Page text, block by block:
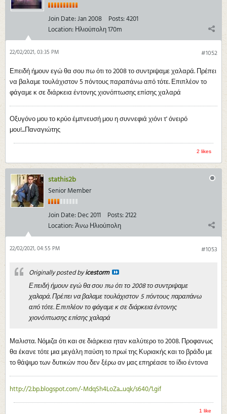
Join Date:Jan 2008 Posts:4201
Location: Ηλιούπολη 170m
#1052
22/02/2021, 03:35 PM
Επειδή ήμουν εγώ θα σου πω ότι το 2008 το συντριψαμε χαλαρά. Πρέπει
να βαλαμε τουλάχιστον 5 πόντους παραπάνω από τότε. Επιπλέον το
φάγαμε κ σε διάρκεια έντονης χιονόπτωσης επίσης χαλαρά
Οξυγόνο μου το κρύο έμπνευσή μου η συννεφιά χιόνι τ' όνειρό
μου!...Παναγιώτης
2 likes
stathis2b
Senior Member
Join Date: Dec 2011 Posts:2122
Location:Άνω Ηλιούπολη
#1053
22/02/2021, 04:55 PM
Originally posted byicestorm
Επειδή ήμουν εγώ θα σου πω ότι το 2008 το συντριψαμε
χαλαρά. Πρέπει να βαλαμε τουλάχιστον 5 πόντους παραπάνω
από τότε. Επιπλέον το φάγαμε κ σε διάρκεια έντονης
χιονόπτωσης επίσης χαλαρά
Μαλιστα. Νόμιζα ότι και σε διάρκεια ηταν καλύτερο το 2008. Προφανως
θα έκανε τότε μια μεγάλη παύση το πρωί της Κυριακής και το βράδυ με
το θάψιμο των δυτικών που δεν ξέρω αν μας επηρέασε το ίδιο έντονα
http://2.bp.blogspot.com/-MdqSh4LoZa...uqk/s640/1.gif
1 like